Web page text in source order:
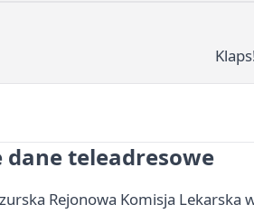
dane teleadresowe
Rejonowa Komisja Lekarska